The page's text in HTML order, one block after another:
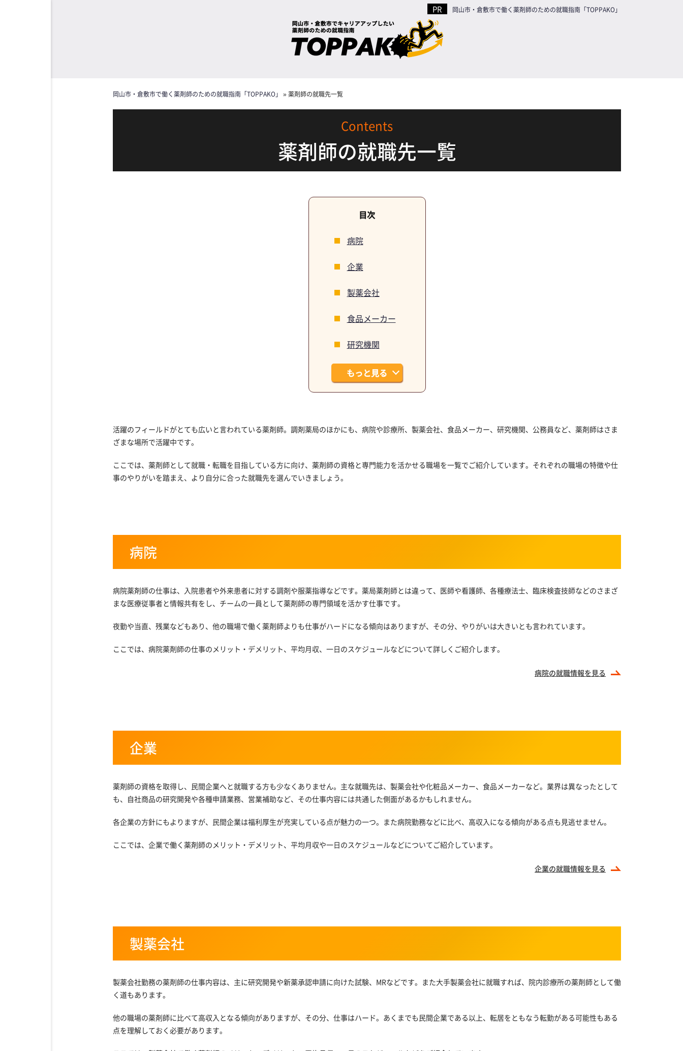
岡山市・倉敷市で働く薬剤師のための就職指南「TOPPAKO」
岡山市・倉敷市で働く薬剤師のための就職指南「TOPPAKO」 »薬剤師の就職先一覧
薬剤師の就職先一覧
病院
企業
製薬会社
食品メーカー
研究機関
もっと見る
活躍のフィールドがとても広いと言われている薬剤師。調剤薬局のほかにも、病院や診療所、製薬会社、食品メーカー、研究機関、公務員など、薬剤師はさま
ざまな場所で活躍中です。
ここでは、薬剤師として就職・転職を目指している方に向け、薬剤師の資格と専門能力を活かせる職場を一覧でご紹介しています。それぞれの職場の特徴や仕
事のやりがいを踏まえ、より自分に合った就職先を選んでいきましょう。
病院
病院薬剤師の仕事は、入院患者や外来患者に対する調剤や服薬指導などです。薬局薬剤師とは違って、医師や看護師、各種療法士、臨床検査技師などのさまざ
まな医療従事者と情報共有をし、チームの一員として薬剤師の専門領域を活かす仕事です。
夜勤や当直、残業などもあり、他の職場で働く薬剤師よりも仕事がハードになる傾向はありますが、その分、やりがいは大きいとも言われています。
ここでは、病院薬剤師の仕事のメリット・デメリット、平均月収、一日のスケジュールなどについて詳しくご紹介します。
病院の就職情報を見る
企業
薬剤師の資格を取得し、民間企業へと就職する方も少なくありません。主な就職先は、製薬会社や化粧品メーカー、食品メーカーなど。業界は異なったとして
も、自社商品の研究開発や各種申請業務、営業補助など、その仕事内容には共通した側面があるかもしれません。
各企業の方針にもよりますが、民間企業は福利厚生が充実している点が魅力の一つ。また病院勤務などに比べ、高収入になる傾向がある点も見逃せません。
ここでは、企業で働く薬剤師のメリット・デメリット、平均月収や一日のスケジュールなどについてご紹介しています。
企業の就職情報を見る
製薬会社
製薬会社勤務の薬剤師の仕事内容は、主に研究開発や新薬承認申請に向けた試験、MRなどです。また大手製薬会社に就職すれば、院内診療所の薬剤師として働
く道もあります。
他の職場の薬剤師に比べて高収入となる傾向がありますが、その分、仕事はハード。あくまでも民間企業である以上、転居をともなう転勤がある可能性もある
点を理解しておく必要があります。